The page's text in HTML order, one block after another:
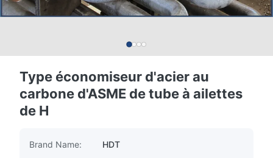
Type économiseur d'acier au
carbone d'ASME de tube à ailettes
de H
Brand Name:
HDT